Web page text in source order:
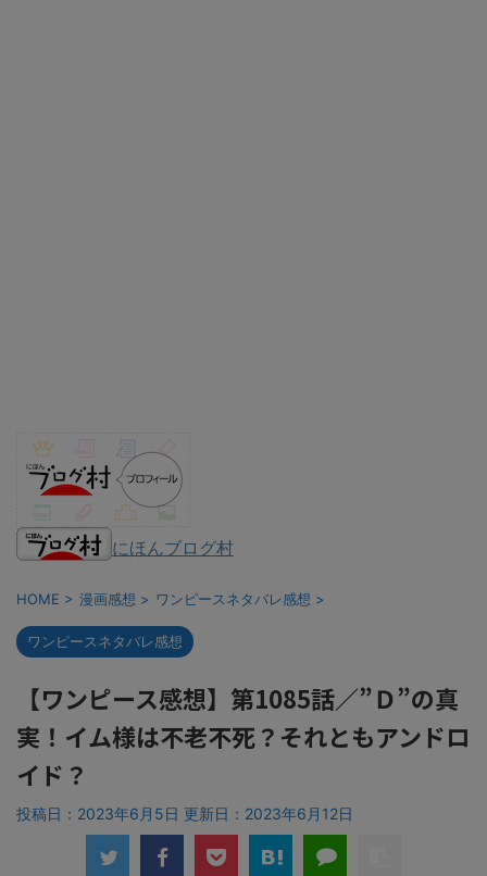
にほんブログ村
HOME > 漫画感想 > ワンピースネタバレ感想 >
ワンピースネタバレ感想
【ワンピース感想】第1085話／”Ｄ”の真
実！イム様は不老不死？それともアンドロ
イド？
投稿日：2023年6月5日 更新日： 2023年6月12日